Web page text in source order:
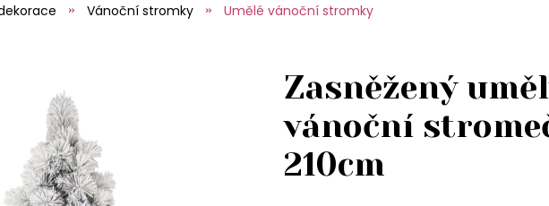
Vánoční stromky Umělé vánoční stromky
Zasněžený
vánoční
210cm